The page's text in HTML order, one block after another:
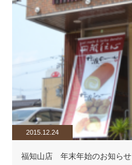
2015.12.24
福知山店 年末年始のお知らせ